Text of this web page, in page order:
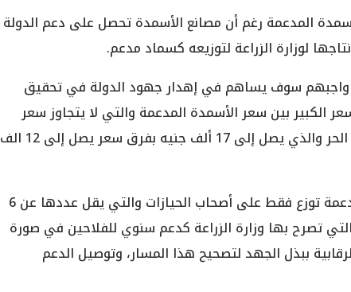
المدعمة رغم أن مصانع الأسمدة تحصل على دعم الدولة
واجبهم سوف يساهم في إهدار جهود الدولة في تحقيق
الكبير بين سعر الأسمدة المدعمة والتي لا يتجاوز سعر
الطن ل5 آلاف جنيه، وبين سعر الطن في السوق الحر والذي يصل إلى 17 ألف جنيه بفرق سعر يصل إلى 12 الف
وأوضح نقيب الفلاحين أن الأسمدة الكيماوية المدعمة توزع فقط على أصحاب الحيازات والتي يقل عددها عن 6
هل تصل ال30 مليار جنيه التي تصرح بها وزارة الزراعة كدعم سنوي للفلاحين في صورة
ببذل الجهد لتصحيح هذا المسار، وتوصيل الدعم